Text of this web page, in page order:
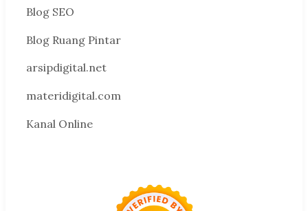
Blog SEO
Blog Ruang Pintar
arsipdigital.net
materidigital.com
Kanal Online